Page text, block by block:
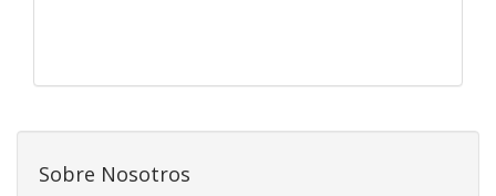
Sobre Nosotros